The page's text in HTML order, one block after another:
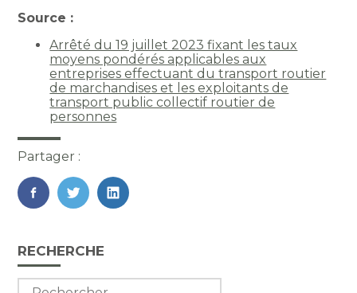
Source :
Arrêté du 19 juillet 2023 fixant les taux
moyens pondérés applicables aux
entreprises effectuant du transport routier
de marchandises et les exploitants de
transport public collectif routier de
personnes
Partager :
FaceBook
TwitterLinkedIn
Blog
sidebar
RECHERCHE
Rechercher :